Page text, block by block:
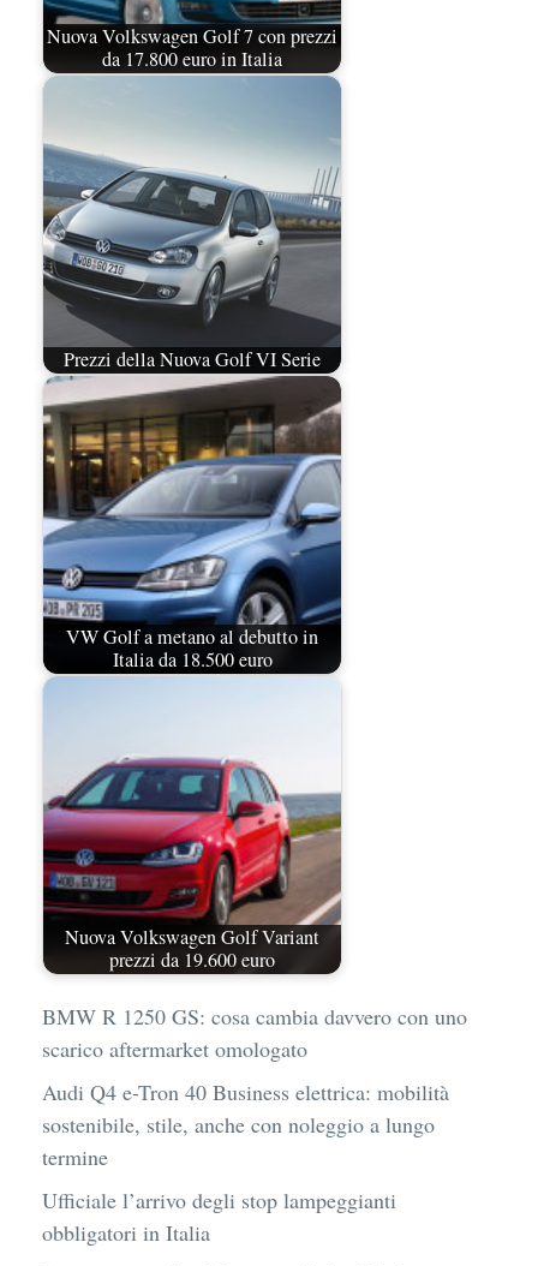
Nuova Volkswagen Golf 7 con prezzi
da 17.800 euro in Italia
Prezzi della Nuova Golf VI Serie
VW Golf a metano al debutto in
Italia da 18.500 euro
Nuova Volkswagen Golf Variant
prezzi da 19.600 euro
BMW R 1250 GS: cosa cambia davvero con uno
scarico aftermarket omologato
Audi Q4 e-Tron 40 Business elettrica: mobilità
sostenibile, stile, anche con noleggio a lungo
termine
Ufficiale l’arrivo degli stop lampeggianti
obbligatori in Italia